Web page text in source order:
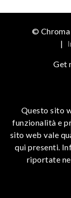
© Chroma
|
Get
Questo sito
funzionalità e
sito web vale
qui presenti.
riportate